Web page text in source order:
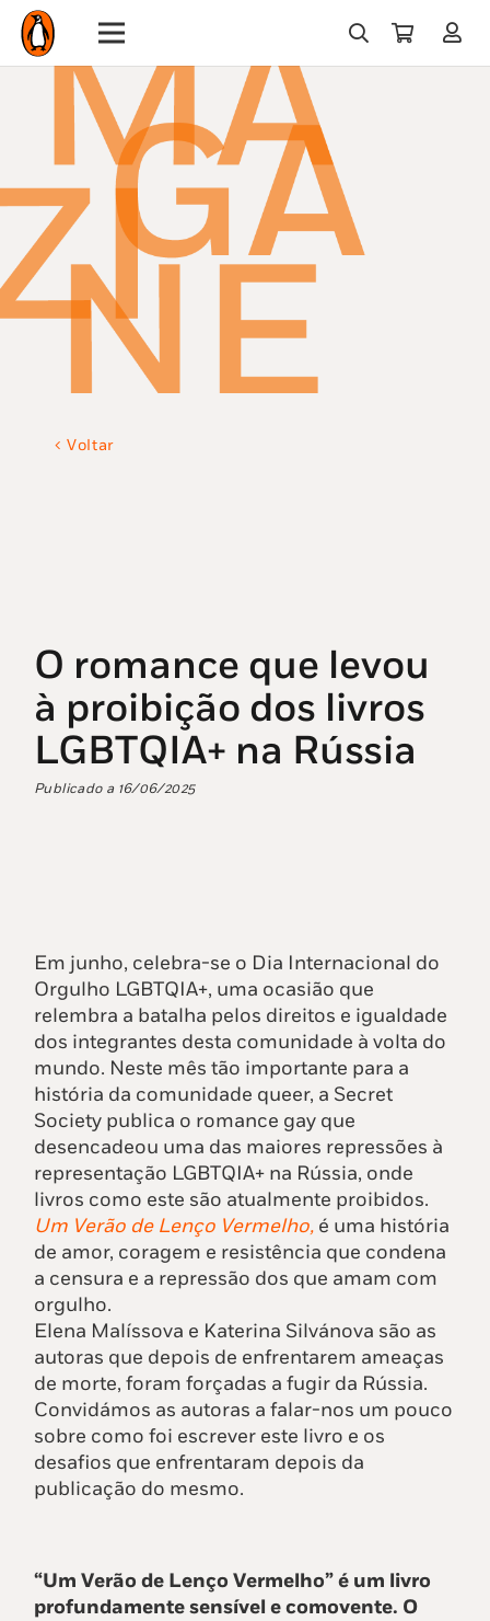
Voltar
O romance que levou
à proibição dos livros
LGBTQIA+ na Rússia
Publicado a 16/06/2025
Em junho, celebra-se o Dia Internacional do
Orgulho LGBTQIA+, uma ocasião que
relembra a batalha pelos direitos e igualdade
dos integrantes desta comunidade à volta do
mundo. Neste mês tão importante para a
história da comunidade queer, a Secret
Society publica o romance gay que
desencadeou uma das maiores repressões à
representação LGBTQIA+ na Rússia, onde
livros como este são atualmente proibidos.
Um Verão de Lenço Vermelho, é uma história
de amor, coragem e resistência que condena
a censura e a repressão dos que amam com
orgulho.
Elena Malíssova e Katerina Silvánova são as
autoras que depois de enfrentarem ameaças
de morte, foram forçadas a fugir da Rússia.
Convidámos as autoras a falar-nos um pouco
sobre como foi escrever este livro e os
desafios que enfrentaram depois da
publicação do mesmo.
“Um Verão de Lenço Vermelho” é um livro
profundamente sensível e comovente. O